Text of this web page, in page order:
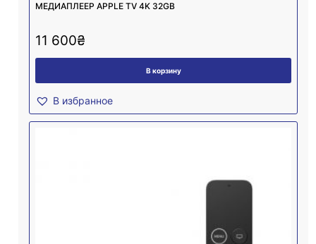
МЕДИАПЛЕЕР APPLE TV 4K 32GB
11 600₴
В корзину
В избранное